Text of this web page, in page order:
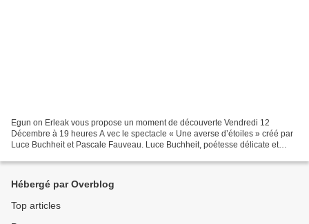
Egun on Erleak vous propose un moment de découverte Vendredi 12
Décembre à 19 heures A vec le spectacle « Une averse d’étoiles » créé par
Luce Buchheit et Pascale Fauveau. Luce Buchheit, poétesse délicate et
Hébergé par Overblog
Top articles